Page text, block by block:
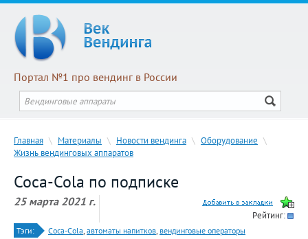
Портал №1 про вендинг в России
Главная \ Материалы \ Новости вендинга \ Оборудование \
Жизнь вендинговых аппаратов
Coca-Cola по подписке
25 марта 2021 г.
Рейтинг:
Тэги: Coca-Cola, автоматы напитков, вендинговые операторы